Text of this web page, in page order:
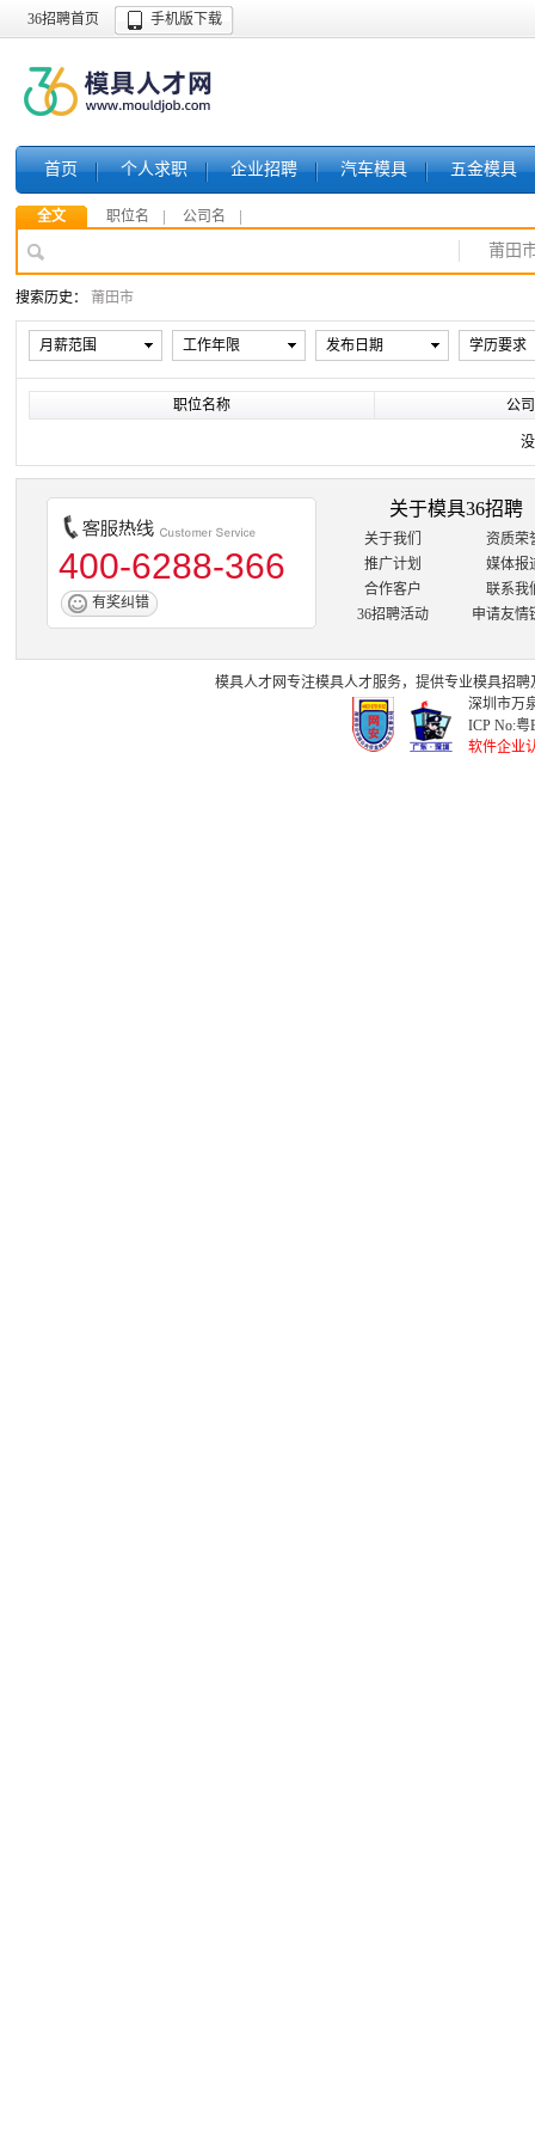
36招聘首页 手机版下载
首页 个人求职 企业招聘 汽车模具 五金模具
全文 职位名 公司名
莆田
搜索历史： 莆田市
月薪范围 工作年限 发布日期 学历要求
职位名称 公
400-6288-366
有奖纠错
关于模具36招聘
关于我们
资质荣
推广计划
媒体报
合作客户
联系我
36招聘活动
申请友情
模具人才网专注模具人才服务，提供专业模具招聘
深圳市万
ICP No:粤
软件企业